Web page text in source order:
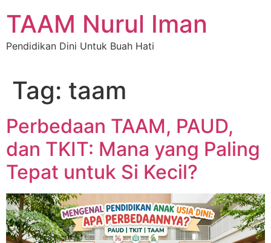
to
content
TAAM Nurul Iman
Pendidikan Dini Untuk Buah Hati
Tag: taam
Perbedaan TAAM, PAUD,
dan TKIT: Mana yang Paling
Tepat untuk Si Kecil?